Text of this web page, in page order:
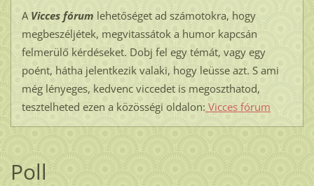
A Vicces fórum lehetőséget ad számotokra, hogy
megbeszéljétek, megvitassátok a humor kapcsán
felmerülő kérdéseket. Dobj fel egy témát, vagy egy
poént, hátha jelentkezik valaki, hogy leüsse azt. S ami
még lényeges, kedvenc viccedet is megoszthatod,
tesztelheted ezen a közösségi oldalon: Vicces fórum
Poll